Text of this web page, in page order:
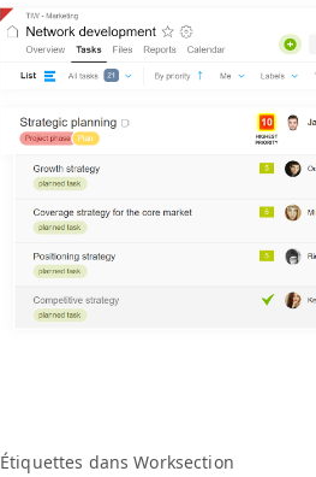
Éti­quettes dans Worksection